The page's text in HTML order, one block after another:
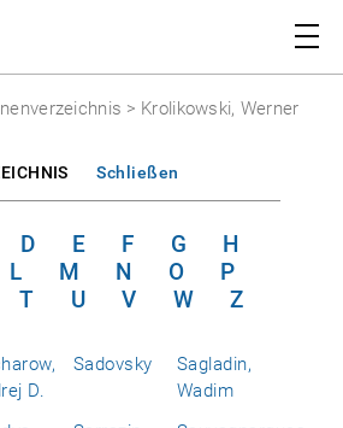
> Krolikowski, Werner
Schließen
D E F G
H
L M N O
P
T U V W Z
D.
Sadovsky
Sagladin,
Wadim